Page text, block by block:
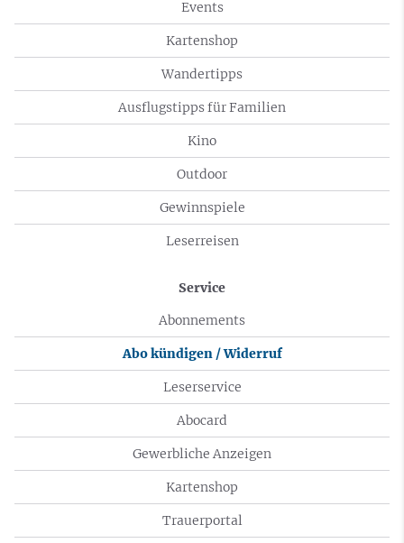
Events
Kartenshop
Wandertipps
Ausflugstipps für Familien
Kino
Outdoor
Gewinnspiele
Leserreisen
Service
Abonnements
Abo kündigen / Widerruf
Leserservice
Abocard
Gewerbliche Anzeigen
Kartenshop
Trauerportal